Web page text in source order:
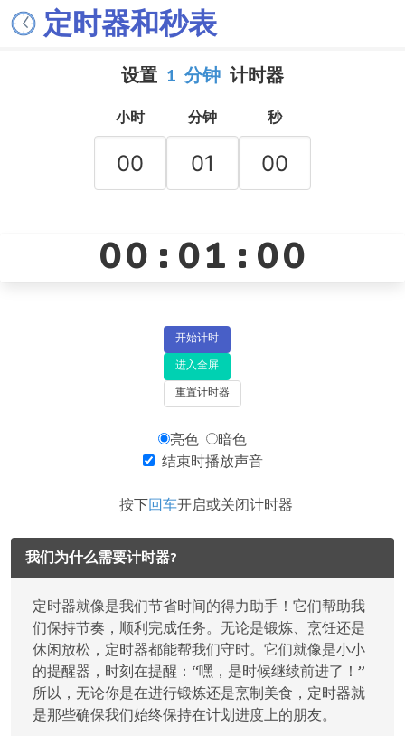
定时器和秒表
设置 1 分钟 计时器
小时 分钟 秒
00:01:00
开始计时
进入全屏
重置计时器
亮色
暗色
结束时播放声音
按下 回车开启或关闭计时器
我们为什么需要计时器?
定时器就像是我们节省时间的得力助手！它们帮助我
们保持节奏，顺利完成任务。无论是锻炼、烹饪还是
休闲放松，定时器都能帮我们守时。它们就像是小小
的提醒器，时刻在提醒：“嘿，是时候继续前进了！”
所以，无论你是在进行锻炼还是烹制美食，定时器就
是那些确保我们始终保持在计划进度上的朋友。